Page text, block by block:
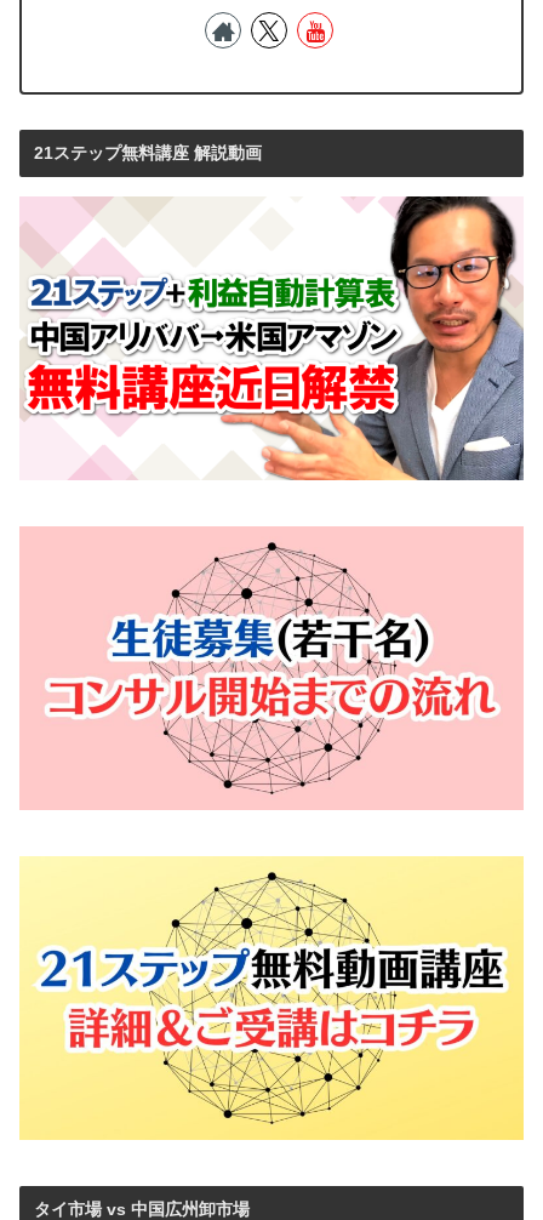
21ステップ無料講座 解説動画
タイ市場 vs 中国広州卸市場